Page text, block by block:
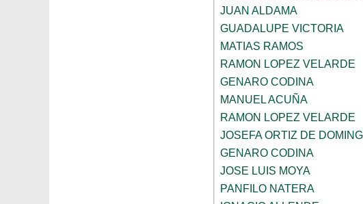
JUAN ALDAMA
GUADALUPE VICTORIA
MATIAS RAMOS
RAMON LOPEZ VELARDE
GENARO CODINA
MANUEL ACUÑA
RAMON LOPEZ VELARDE
JOSEFA ORTIZ DE
GENARO CODINA
JOSE LUIS MOYA
PANFILO NATERA